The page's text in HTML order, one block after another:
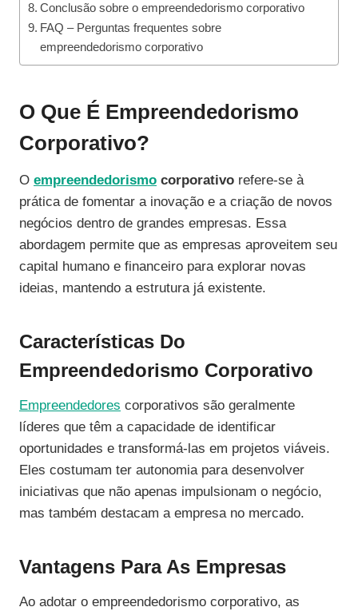
Conclusão sobre o empreendedorismo corporativo
FAQ – Perguntas frequentes sobre
empreendedorismo corporativo
O Que É Empreendedorismo
Corporativo?
O empreendedorismo corporativo refere-se à
prática de fomentar a inovação e a criação de novos
negócios dentro de grandes empresas. Essa
abordagem permite que as empresas aproveitem seu
capital humano e financeiro para explorar novas
ideias, mantendo a estrutura já existente.
Características Do
Empreendedorismo Corporativo
Empreendedores corporativos são geralmente
líderes que têm a capacidade de identificar
oportunidades e transformá-las em projetos viáveis.
Eles costumam ter autonomia para desenvolver
iniciativas que não apenas impulsionam o negócio,
mas também destacam a empresa no mercado.
Vantagens Para As Empresas
Ao adotar o empreendedorismo corporativo, as